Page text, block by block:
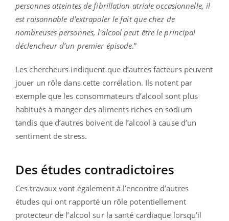
personnes atteintes de fibrillation atriale occasionnelle, il
est raisonnable d'extrapoler le fait que chez de
nombreuses personnes, l'alcool peut être le principal
déclencheur d’un premier épisode.”
Les chercheurs indiquent que d’autres facteurs peuvent
jouer un rôle dans cette corrélation. Ils notent par
exemple que les consommateurs d’alcool sont plus
habitués à manger des aliments riches en sodium
tandis que d’autres boivent de l’alcool à cause d’un
sentiment de stress.
Des études contradictoires
Ces travaux vont également à l’encontre d’autres
études qui ont rapporté un rôle potentiellement
protecteur de l’alcool sur la santé cardiaque lorsqu’il